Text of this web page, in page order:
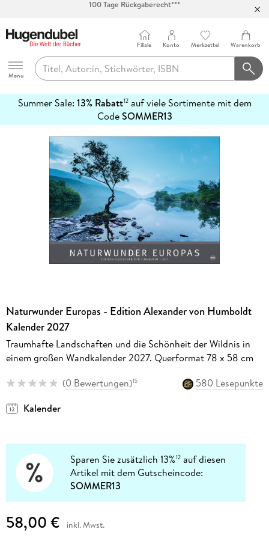
Abholung in über 100 Filialen
Hugendubel
Menu
Filiale Konto Merkzettel Warenkorb
Summer Sale: 13% Rabatt12auf viele Sortimente mit dem
CodeSOMMER13
erfahren
Naturwunder Europas - Edition Alexander von Humboldt
Kalender 2027
Traumhafte Landschaften und die Schönheit der Wildnis in
einem großen Wandkalender 2027. Querformat 78 x 58 cm
(0 Bewertungen)15
580 Lesepunkte
Kalender
Sparen Sie zusätzlich 13%12 auf diesen
Artikel mit dem Gutscheincode:
SOMMER13
58,00 € inkl. Mwst.